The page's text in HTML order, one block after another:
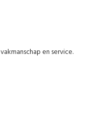
en service.